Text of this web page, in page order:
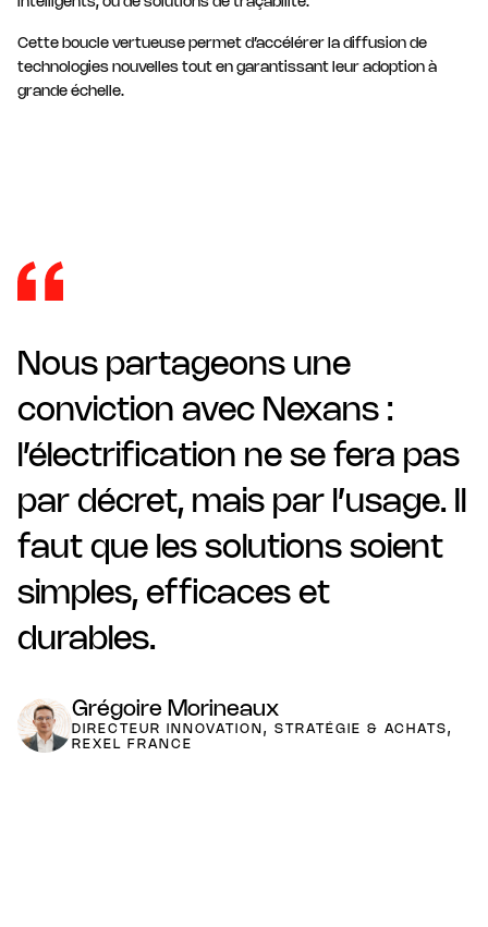
Cette boucle vertueuse permet d’accélérer la diffusion de
technologies nouvelles tout en garantissant leur adoption à
grande échelle.
Nous partageons une
conviction avec Nexans :
l’électrification ne se fera pas
par décret, mais par l’usage. Il
faut que les solutions soient
simples, efficaces et
durables.
Grégoire Morineaux
DIRECTEUR INNOVATION, STRATÉGIE & ACHATS,
REXEL FRANCE